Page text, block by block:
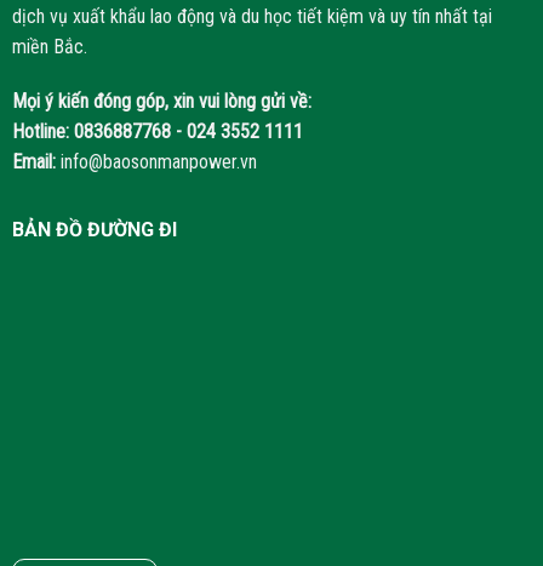
dịch vụ xuất khẩu lao động và du học tiết kiệm và uy tín nhất tại
miền Bắc.
Mọi ý kiến đóng góp, xin vui lòng gửi về:
Hotline: 0836887768 - 024 3552 1111
Email: info@baosonmanpower.vn
BẢN ĐỒ ĐƯỜNG ĐI